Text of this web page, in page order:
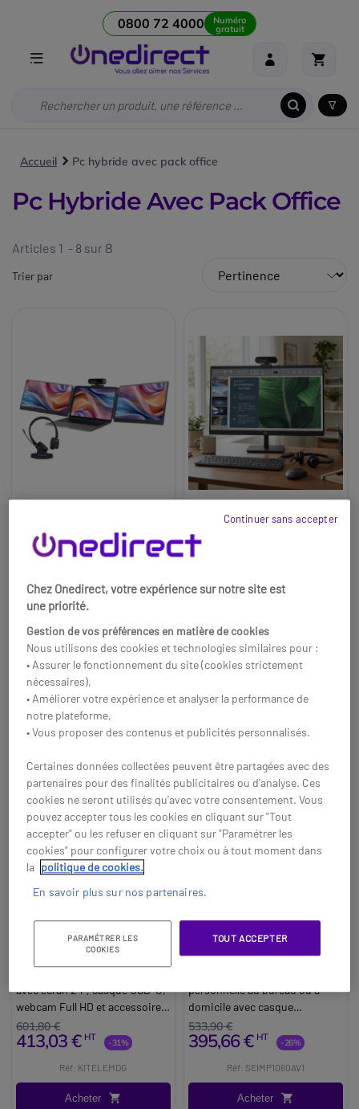
0800 72 4000 Numéro
gratuit
Accueil Pc hybride avec pack office
Pc Hybride Avec Pack Office
Articles 1 - 8 sur 8
Trier par
Pack Cleyver Nomad
tout en 1
nomade pour travailler partout
464,85 €
431,50 € HT -7%
Acheter
Essentiel – Écran 24” +
Casque + Webcam +
webcam 2K et accessoires
distance.
235,52 € HT
Réf: KITELEEDG
Pack Télétravail
Confort – Écran 24” +
Casque + Webcam +
avec écran 24”, casque USB-C,
webcam Full HD et accessoires
sans fil pour un confort
optimal au quotidien.
601,80 €
413,03 € HT -31%
Réf: KITELEMDG
Acheter
Pack EPOS Impact
1060 ANC + EPOS
personnelle au bureau ou à
domicile avec casque
Bluetooth à réduction de bruit
et webcam USB portable.
533,90 €
395,66 € HT -26%
Réf: SEIMP1060AV1
Acheter
Chez Onedirect, votre expérience sur notre site est
une priorité.
Gestion de vos préférences en matière de cookies
Nous utilisons des cookies et technologies similaires pour :
• Assurer le fonctionnement du site (cookies strictement
nécessaires),
• Améliorer votre expérience et analyser la performance de
notre plateforme,
• Vous proposer des contenus et publicités personnalisés.
Certaines données collectées peuvent être partagées avec des
partenaires pour des finalités publicitaires ou d'analyse. Ces
cookies ne seront utilisés qu'avec votre consentement. Vous
pouvez accepter tous les cookies en cliquant sur "Tout
accepter" ou les refuser en cliquant sur "Paramétrer les
cookies" pour configurer votre choix ou à tout moment dans
la politique de cookies.
En savoir plus sur nos partenaires.
PARAMÉTRER LES
COOKIES
TOUT ACCEPTER
Continuer sans accepter